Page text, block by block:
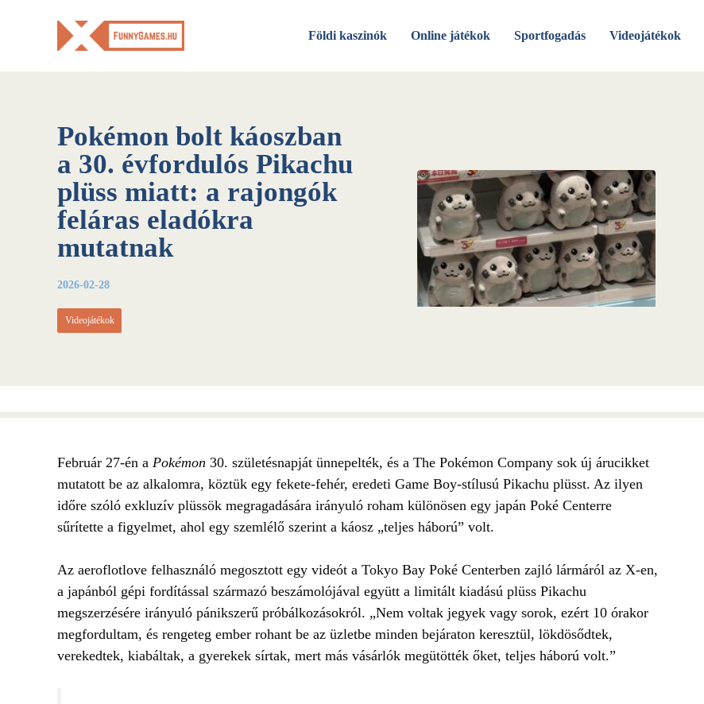
Földi kaszinók Online játékok Sportfogadás Videojátékok
Pokémon bolt káoszban
a 30. évfordulós Pikachu
plüss miatt: a rajongók
feláras eladókra
mutatnak
2026-02-28
Videojátékok
Február 27-én a Pokémon 30. születésnapját ünnepelték, és a The Pokémon Company sok új árucikket
mutatott be az alkalomra, köztük egy fekete-fehér, eredeti Game Boy-stílusú Pikachu plüsst. Az ilyen
időre szóló exkluzív plüssök megragadására irányuló roham különösen egy japán Poké Centerre
sűrítette a figyelmet, ahol egy szemlélő szerint a káosz „teljes háború” volt.
Az aeroflotlove felhasználó megosztott egy videót a Tokyo Bay Poké Centerben zajló lármáról az X-en,
a japánból gépi fordítással származó beszámolójával együtt a limitált kiadású plüss Pikachu
megszerzésére irányuló pánikszerű próbálkozásokról. „Nem voltak jegyek vagy sorok, ezért 10 órakor
megfordultam, és rengeteg ember rohant be az üzletbe minden bejáraton keresztül, lökdösődtek,
verekedtek, kiabáltak, a gyerekek sírtak, mert más vásárlók megütötték őket, teljes háború volt.”